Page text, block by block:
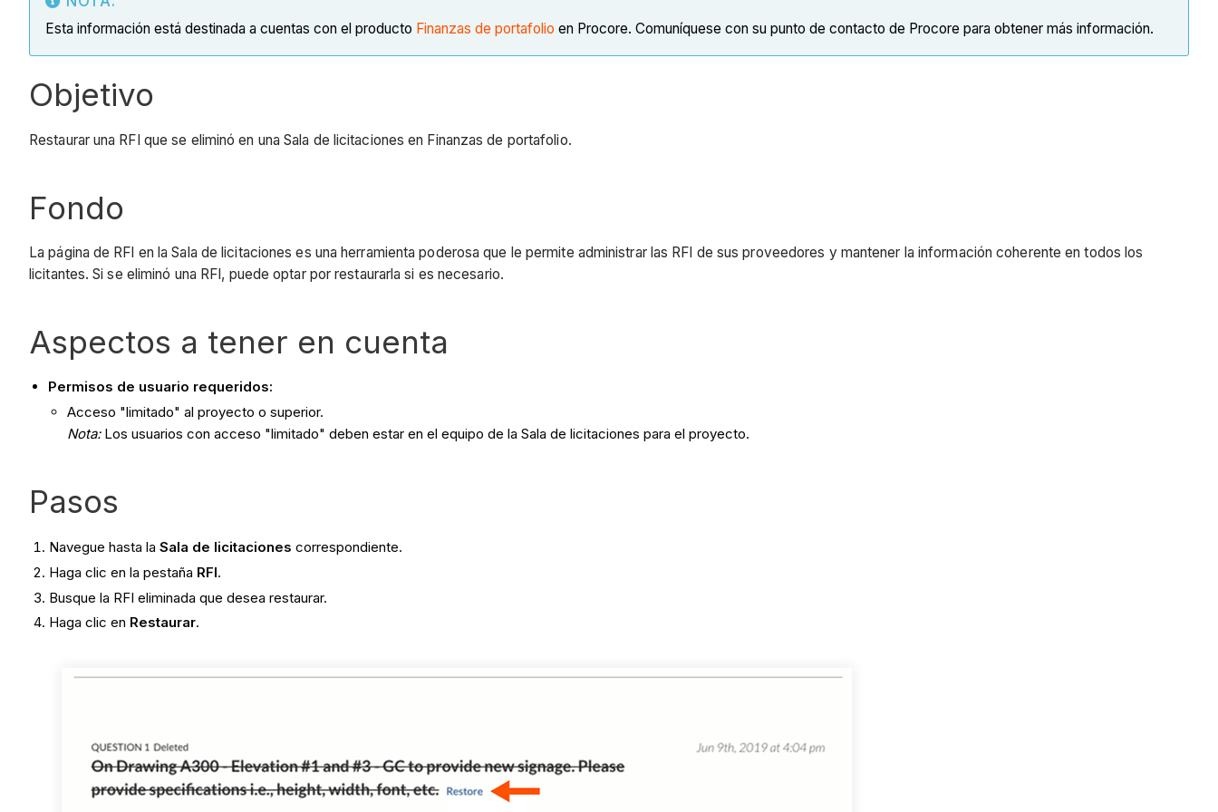
Esta información está destinada a cuentas con el producto Finanzas de portafolio en Procore. Comuníquese con su punto de contacto de Procore para obtener más información.
Objetivo
Restaurar una RFI que se eliminó en una Sala de licitaciones en Finanzas de portafolio.
Fondo
La página de RFI en la Sala de licitaciones es una herramienta poderosa que le permite administrar las RFI de sus proveedores y mantener la información coherente en todos los
licitantes. Si se eliminó una RFI, puede optar por restaurarla si es necesario.
Aspectos a tener en cuenta
Permisos de usuario requeridos:
Acceso "limitado" al proyecto o superior.
Nota: Los usuarios con acceso "limitado" deben estar en el equipo de la Sala de licitaciones para el proyecto.
Pasos
Navegue hasta laSala de licitaciones correspondiente.
Haga clic en la pestaña RFI.
Busque la RFI eliminada que desea restaurar.
Haga clic en Restaurar.